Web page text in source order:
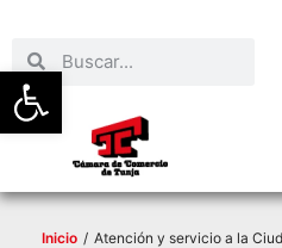
Abrir barra de
Inicio / Atención y servicio a la